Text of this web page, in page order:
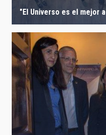
"El Universo es el mejor